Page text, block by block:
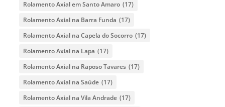
Rolamento Axial em Santo Amaro (17)
Rolamento Axial na Barra Funda (17)
Rolamento Axial na Capela do Socorro (17)
Rolamento Axial na Lapa (17)
Rolamento Axial na Raposo Tavares (17)
Rolamento Axial na Saúde (17)
Rolamento Axial na Vila Andrade (17)